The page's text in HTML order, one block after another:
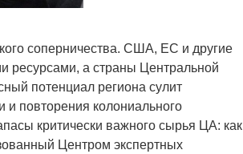
соперничества. США, ЕС и другие
ресурсами, а страны Центральной
потенциал региона сулит
и повторения колониального
критически важного сырья ЦА: как
Центром экспертных